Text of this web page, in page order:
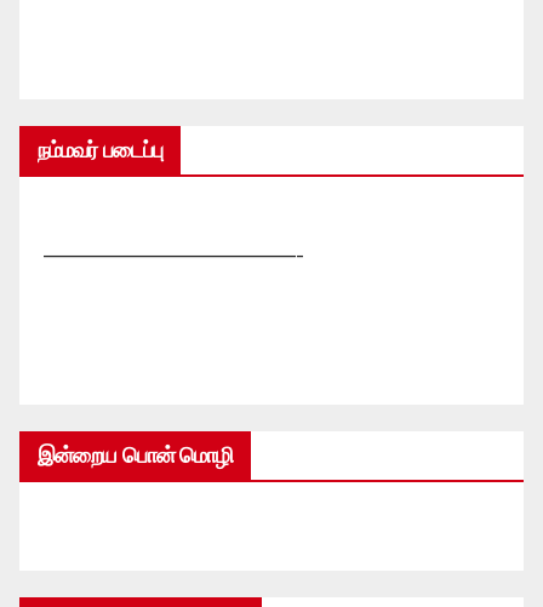
நம்மவர் படைப்பு
—————————————-
இன்றைய பொன் மொழி